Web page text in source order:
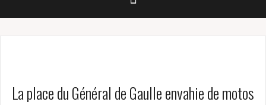
La place du Général de Gaulle envahie de motos